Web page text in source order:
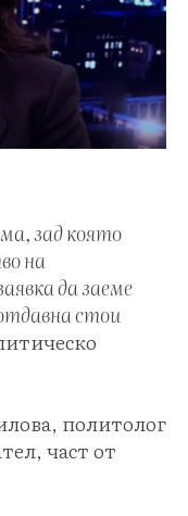
зад която
на
да заеме
стои
политолог
част от